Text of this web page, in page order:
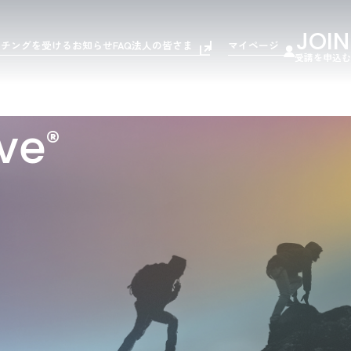
ングを受ける お知らせFAQ法人の皆さま マイページ JOIN
受講を申込む
®